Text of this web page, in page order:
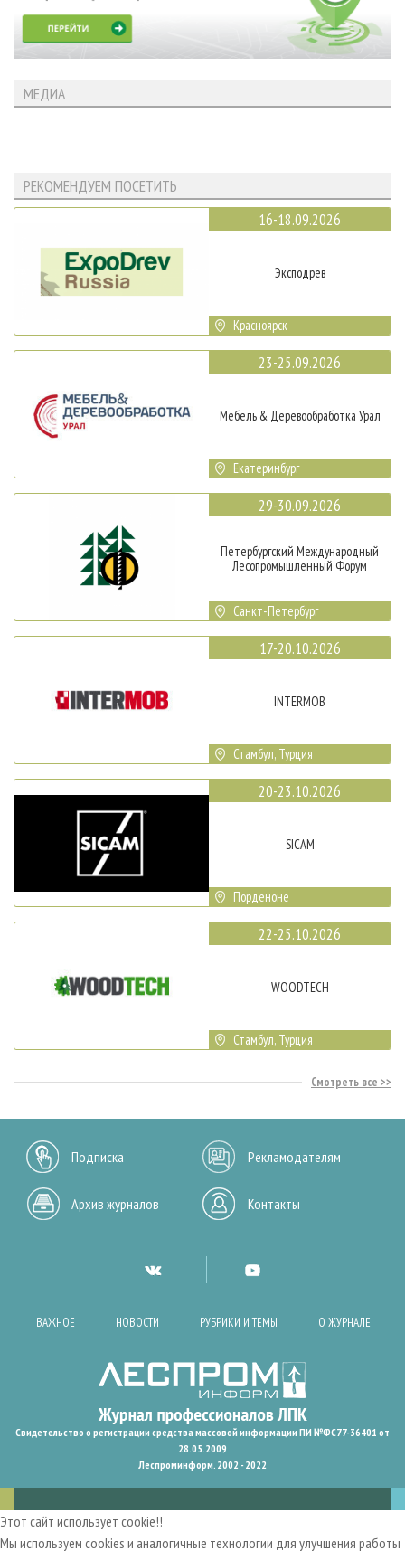
МЕДИА
РЕКОМЕНДУЕМ ПОСЕТИТЬ
16-18.09.2026
Эксподрев
Красноярск
23-25.09.2026
Мебель & Деревообработка Урал
Екатеринбург
29-30.09.2026
Петербургский Международный
Лесопромышленный Форум
Санкт-Петербург
17-20.10.2026
INTERMOB
Стамбул, Турция
20-23.10.2026
SICAM
Порденоне
22-25.10.2026
WOODTECH
Стамбул, Турция
Смотреть все
Подписка Рекламодателям
Архив журналов Контакты
ВАЖНОЕ НОВОСТИ РУБРИКИ И ТЕМЫ О ЖУРНАЛЕ
Свидетельство о регистрации средства массовой информации ПИ №ФС77-36401 от
28.05.2009
Леспроминформ. 2002 - 2022
Этот сайт использует cookie!!
Мы используем cookies и аналогичные технологии для улучшения работы